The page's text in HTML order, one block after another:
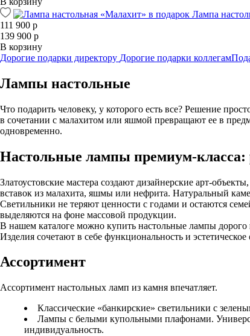
Лампа
111 900 р
139 900 р
В корзину
Дорогие подарки директору Дорогие подарки коллегам
Лампы настольные
Что подарить человеку, у которого есть все? Решение
в сочетании с малахитом или яшмой превращают ее в
одновременно.
Настольные лампы премиум-класса:
Златоустовские мастера создают дизайнерские арт-
вставок из малахита, яшмы или нефрита. Натуральный
Светильники не теряют ценности с годами и остаются
выделяются на фоне массовой продукции.
В нашем каталоге можно купить настольные лампы
Изделия сочетают в себе функциональность и
Ассортимент
Ассортимент настольных ламп из камня впечатляет.
Классические «банкирские» светильники с
Лампы с белыми купольными плафонами.
индивидуальность.